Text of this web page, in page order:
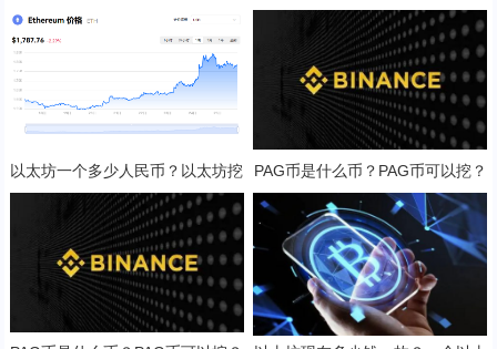
易所了吗？
以太坊一个多少人民币？以太坊挖
矿一天收益多少？
PAG币是什么币？PAG币可以挖？